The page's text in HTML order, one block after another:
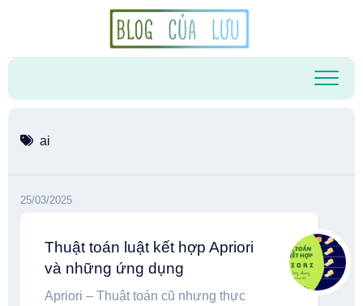
ai
25/03/2025
Thuật toán luật kết hợp Apriori
và những ứng dụng
Apriori – Thuật toán cũ nhưng thực